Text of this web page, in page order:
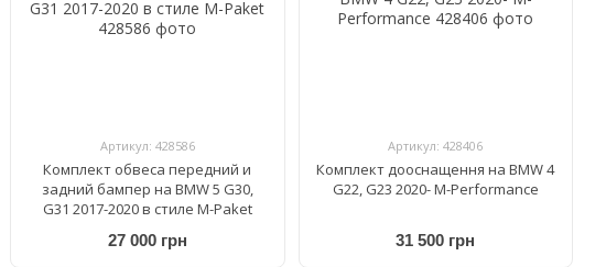
Артикул: 428586
Комплект обвеса передний и
задний бампер на BMW 5 G30,
G31 2017-2020 в стиле M-Paket
27 000 грн
Артикул: 428406
Комплект дооснащення на BMW 4
G22, G23 2020- M-Performance
31 500 грн